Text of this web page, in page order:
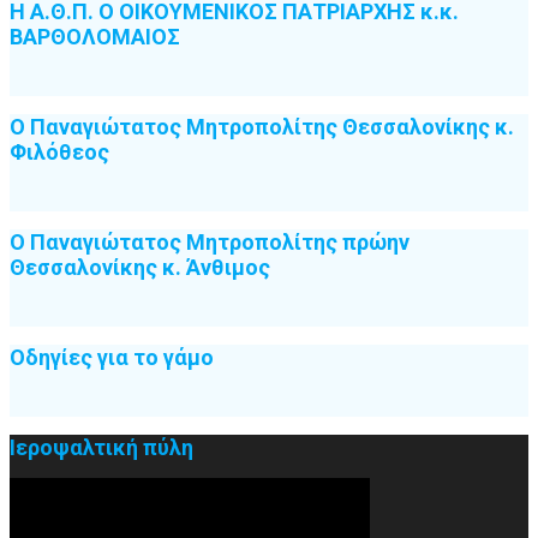
Η Α.Θ.Π. Ο ΟΙΚΟΥΜΕΝΙΚΟΣ ΠΑΤΡΙΑΡΧΗΣ κ.κ.
ΒΑΡΘΟΛΟΜΑΙΟΣ
Ο Παναγιώτατος Μητροπολίτης Θεσσαλονίκης κ.
Φιλόθεος
Ο Παναγιώτατος Μητροπολίτης πρώην
Θεσσαλονίκης κ. Άνθιμος
Οδηγίες για το γάμο
Ιεροψαλτική πύλη